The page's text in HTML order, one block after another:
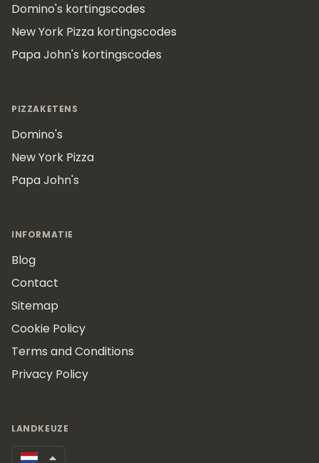
Domino's kortingscodes
New York Pizza kortingscodes
Papa John's kortingscodes
PIZZAKETENS
Domino's
New York Pizza
Papa John's
INFORMATIE
Blog
Contact
Sitemap
Cookie Policy
Terms and Conditions
Privacy Policy
LANDKEUZE